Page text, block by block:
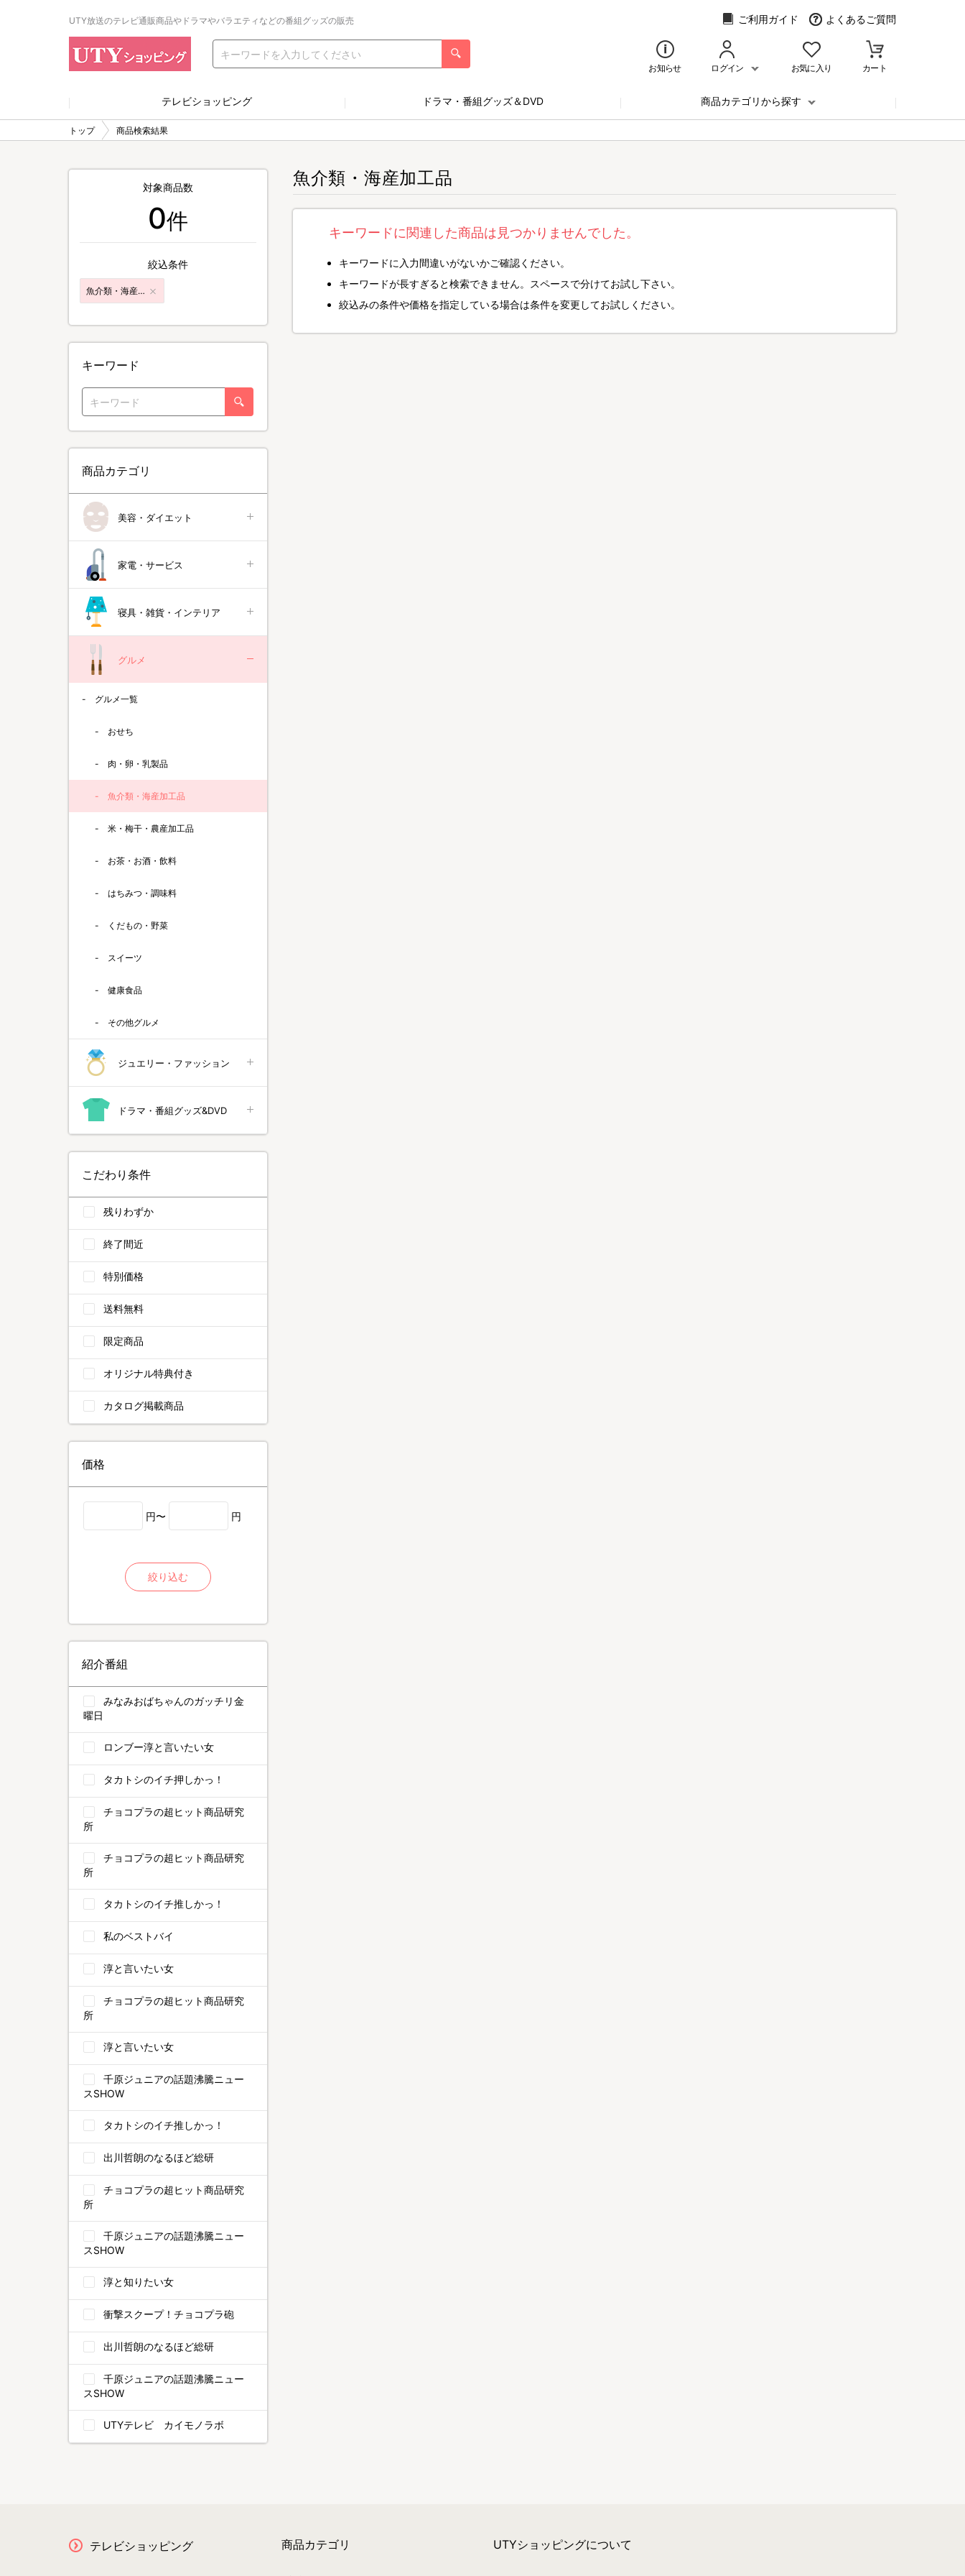
UTY放送のテレビ通販商品やドラマやバラエティなどの番組グッズの販売 ご利用ガイド よくあるご質問
お知らせ ログイン お気に入り カート
テレビショッピング ドラマ・番組グッズ＆DVD 商品カテゴリから探す
トップ 商品検索結果
魚介類・海産加工品
キーワードに関連した商品は見つかりませんでした。
キーワードに入力間違いがないかご確認ください。
キーワードが長すぎると検索できません。スペースで分けてお試し下さい。
絞込みの条件や価格を指定している場合は条件を変更してお試しください。
対象商品数
0件
絞込条件
魚介類・海産加工品
キーワード
商品カテゴリ
美容・ダイエット
家電・サービス
寝具・雑貨・インテリア
グルメ
グルメ一覧
おせち
肉・卵・乳製品
魚介類・海産加工品
米・梅干・農産加工品
お茶・お酒・飲料
はちみつ・調味料
くだもの・野菜
スイーツ
健康食品
その他グルメ
ジュエリー・ファッション
ドラマ・番組グッズ&DVD
こだわり条件
残りわずか
終了間近
特別価格
送料無料
限定商品
オリジナル特典付き
カタログ掲載商品
価格
円〜 円
絞り込む
紹介番組
みなみおばちゃんのガッチリ金
曜日
ロンブー淳と言いたい女
タカトシのイチ押しかっ！
チョコプラの超ヒット商品研究
所
チョコプラの超ヒット商品研究
所
タカトシのイチ推しかっ！
私のベストバイ
淳と言いたい女
チョコプラの超ヒット商品研究
所
淳と言いたい女
千原ジュニアの話題沸騰ニュー
スSHOW
タカトシのイチ推しかっ！
出川哲朗のなるほど総研
チョコプラの超ヒット商品研究
所
千原ジュニアの話題沸騰ニュー
スSHOW
淳と知りたい女
衝撃スクープ！チョコプラ砲
出川哲朗のなるほど総研
千原ジュニアの話題沸騰ニュー
スSHOW
UTYテレビ カイモノラボ
テレビショッピング 商品カテゴリ UTYショッピングについて